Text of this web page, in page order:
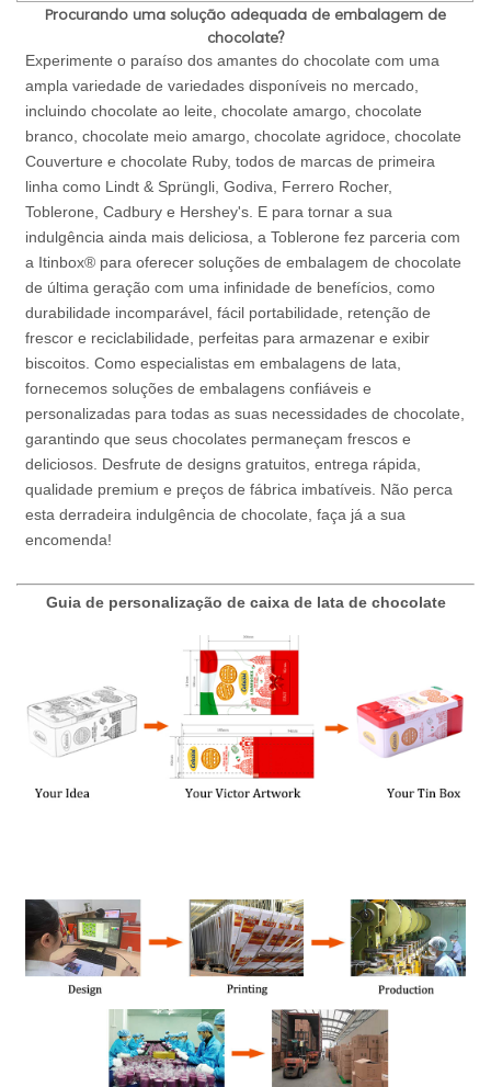
Procurando uma solução adequada de embalagem de
chocolate?
Experimente o paraíso dos amantes do chocolate com uma
ampla variedade de variedades disponíveis no mercado,
incluindo chocolate ao leite, chocolate amargo, chocolate
branco, chocolate meio amargo, chocolate agridoce, chocolate
Couverture e chocolate Ruby, todos de marcas de primeira
linha como Lindt & Sprüngli, Godiva, Ferrero Rocher,
Toblerone, Cadbury e Hershey's. E para tornar a sua
indulgência ainda mais deliciosa, a Toblerone fez parceria com
a Itinbox® para oferecer soluções de embalagem de chocolate
de última geração com uma infinidade de benefícios, como
durabilidade incomparável, fácil portabilidade, retenção de
frescor e reciclabilidade, perfeitas para armazenar e exibir
biscoitos. Como especialistas em embalagens de lata,
fornecemos soluções de embalagens confiáveis e
personalizadas para todas as suas necessidades de chocolate,
garantindo que seus chocolates permaneçam frescos e
deliciosos. Desfrute de designs gratuitos, entrega rápida,
qualidade premium e preços de fábrica imbatíveis. Não perca
esta derradeira indulgência de chocolate, faça já a sua
encomenda!
Guia de personalização de caixa de lata de chocolate